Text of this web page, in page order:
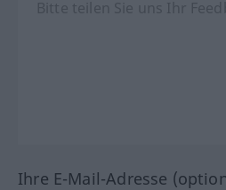
Ihre E-Mail-Adresse